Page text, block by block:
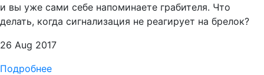
и вы уже сами себе напоминаете грабителя. Что
делать, когда сигнализация не реагирует на брелок?
26 Aug 2017
Подробнее